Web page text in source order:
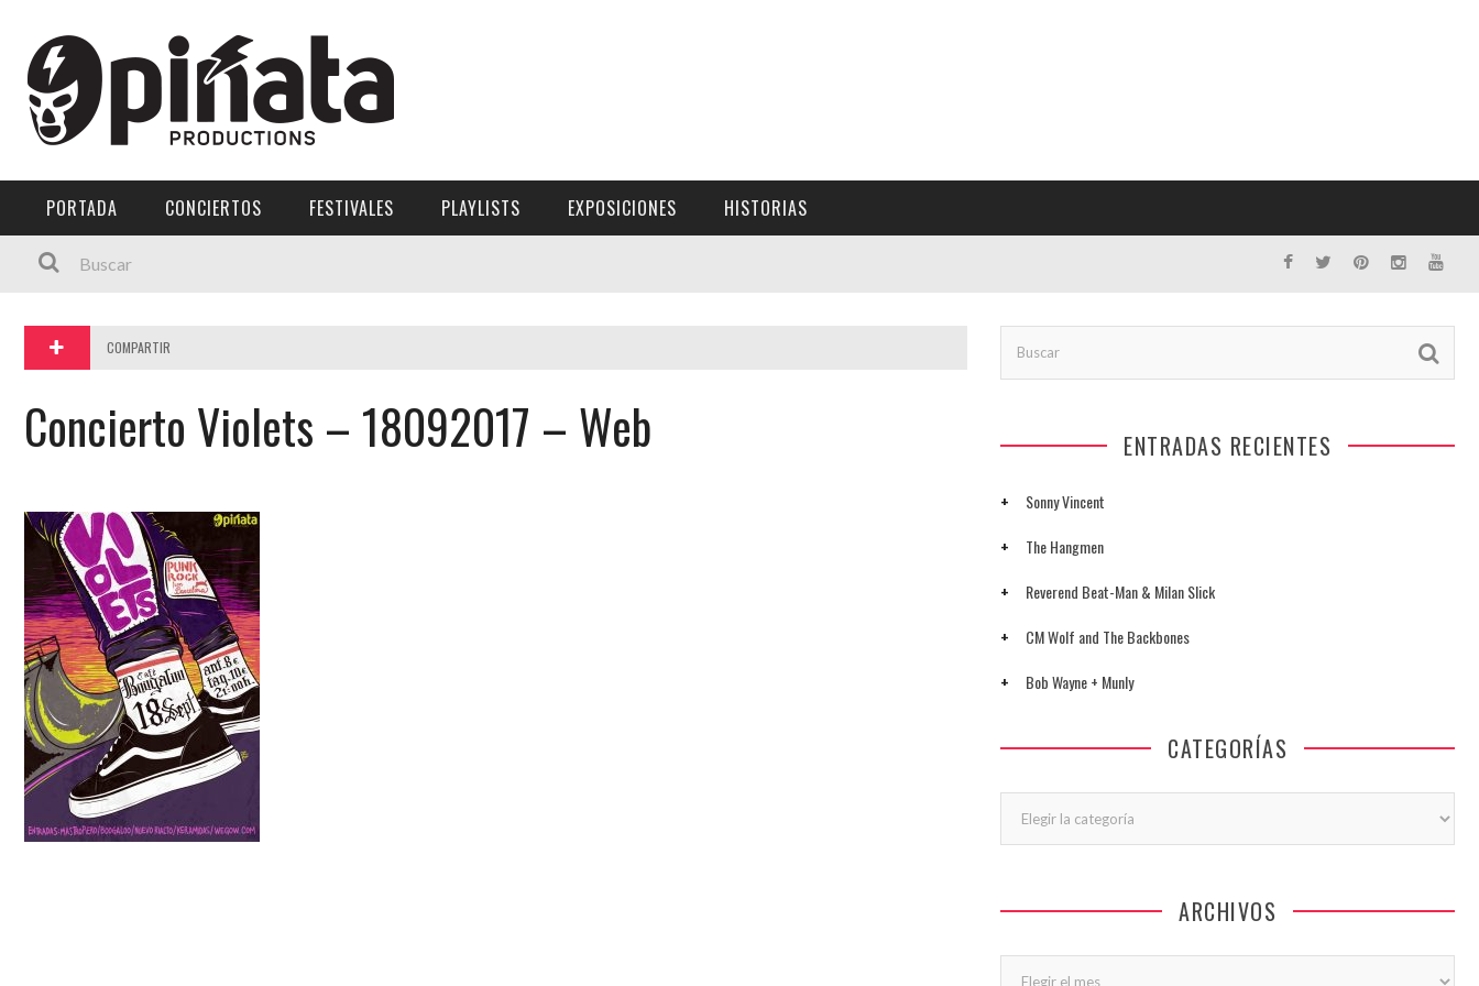
Menú Principal
PORTADA
FESTIVALES
EXPOSICIONES
HISTORIAS
PORTADA CONCIERTOS FESTIVALES PLAYLISTS EXPOSICIONES HISTORIAS
COMPARTIR
Concierto Violets – 18092017 – Web ENTRADAS RECIENTES
Sonny Vincent
The Hangmen
Reverend Beat-Man & Milan Slick
CM Wolf and The Backbones
Bob Wayne + Munly
CATEGORÍAS
ARCHIVOS